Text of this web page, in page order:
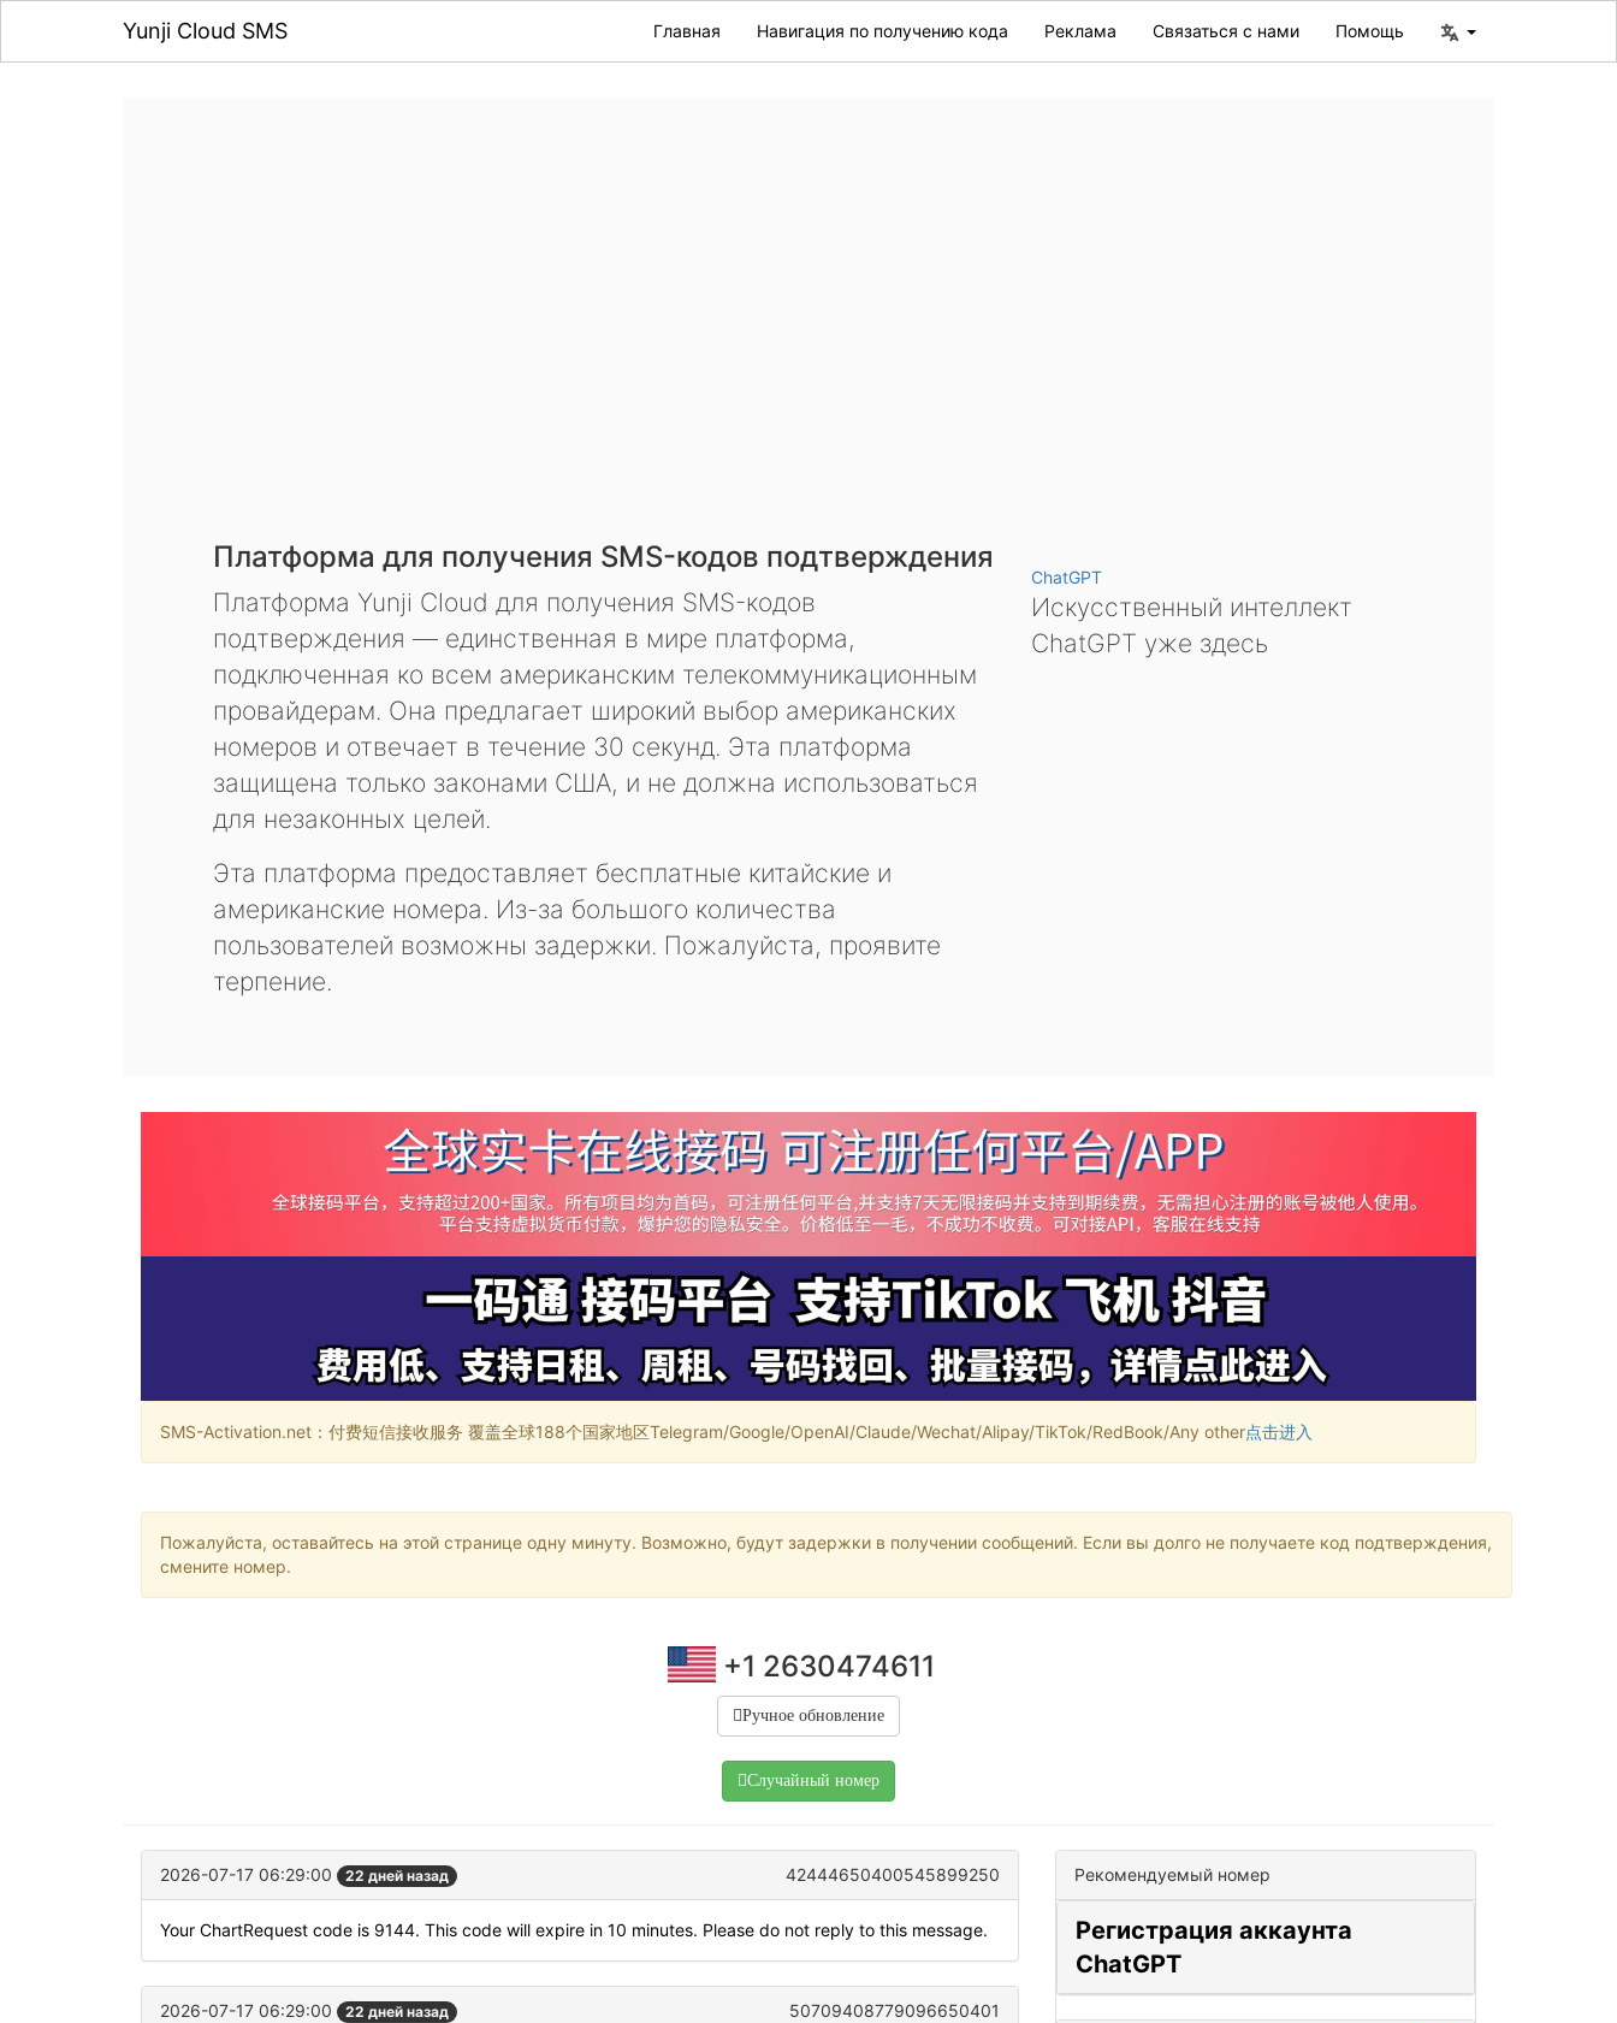
Yunji Cloud SMS Главная Навигация по получению кода Реклама Связаться с нами Помощь
Платформа для получения SMS-кодов подтверждения
Платформа Yunji Cloud для получения SMS-кодов
подтверждения — единственная в мире платформа,
подключенная ко всем американским телекоммуникационным
провайдерам. Она предлагает широкий выбор американских
номеров и отвечает в течение 30 секунд. Эта платформа
защищена только законами США, и не должна использоваться
для незаконных целей.
Эта платформа предоставляет бесплатные китайские и
американские номера. Из-за большого количества
пользователей возможны задержки. Пожалуйста, проявите
терпение.
ChatGPT
Искусственный интеллект
ChatGPT уже здесь
SMS-Activation.net：付费短信接收服务 覆盖全球188个国家地区Telegram/Google/OpenAI/Claude/Wechat/Alipay/TikTok/RedBook/Any other点击进入
Пожалуйста, оставайтесь на этой странице одну минуту. Возможно, будут задержки в получении сообщений. Если вы долго не получаете код подтверждения,
смените номер.
+1 2630474611
Ручное обновление
Случайный номер
2026-07-17 06:29:00 22 дней назад 42444650400545899250
Your ChartRequest code is 9144. This code will expire in 10 minutes. Please do not reply to this message.
2026-07-17 06:29:00 22 дней назад 50709408779096650401
Рекомендуемый номер
Регистрация аккаунта
ChatGPT